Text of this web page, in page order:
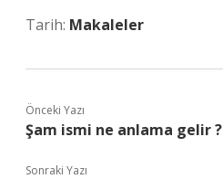
Tarih: Makaleler
Önceki Yazı
Şam ismi ne anlama gelir ?
Sonraki Yazı